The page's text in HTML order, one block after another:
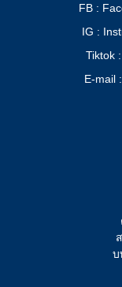
FB :
IG :
Tiktok
E-mail
บ